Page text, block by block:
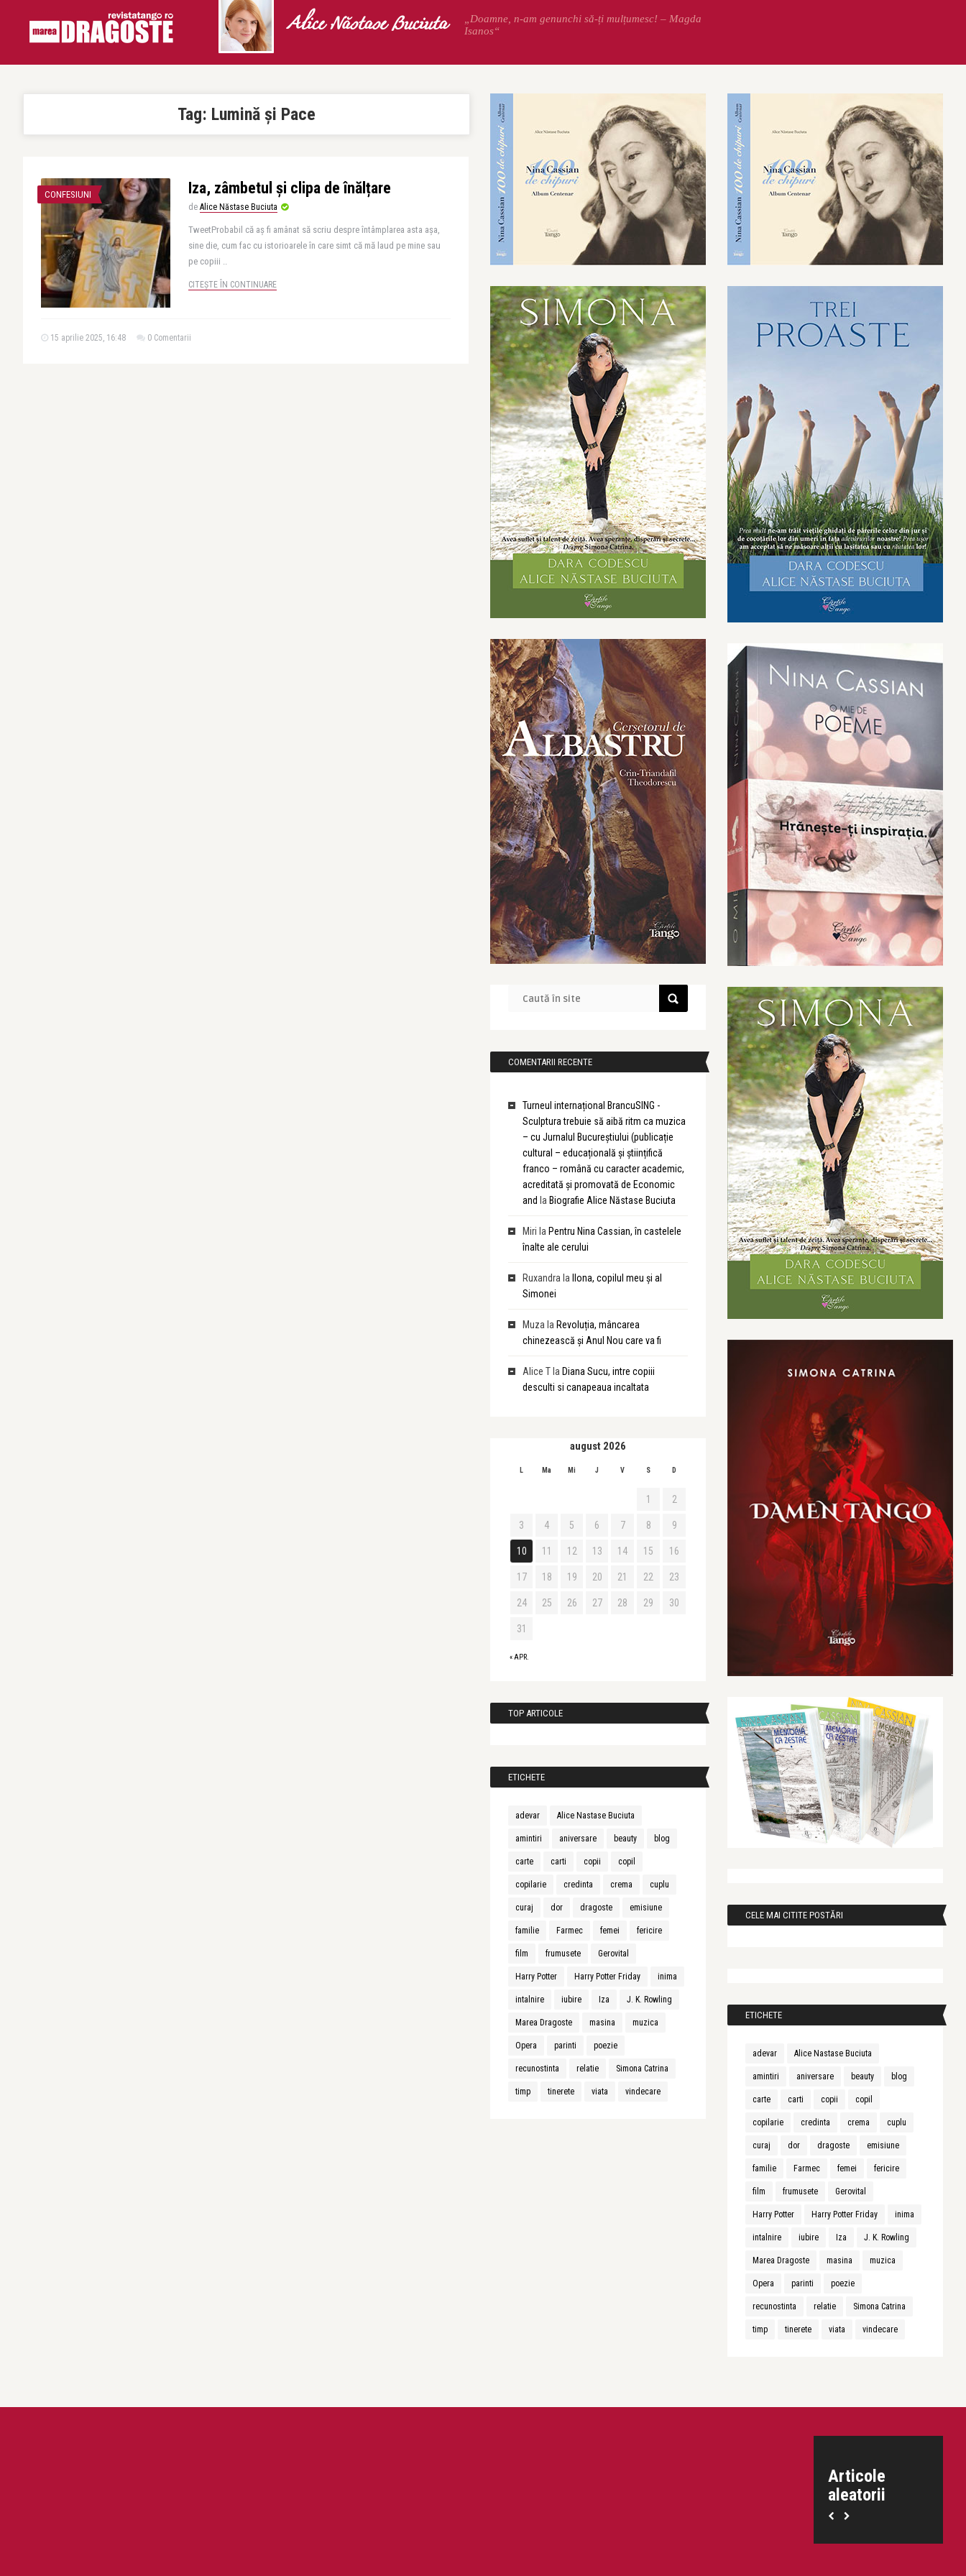
Alice Năstase Buciuta
„Doamne, n-am genunchi să-ți mulțumesc! – Magda
Isanos“
Tag: Lumină și Pace
CONFESIUNI Iza, zâmbetul și clipa de înălțare
de Alice Năstase Buciuta
TweetProbabil că aș fi amânat să scriu despre întâmplarea asta așa,
sine die, cum fac cu istorioarele în care simt că mă laud pe mine sau
pe copiii ..
CITEȘTE ÎN CONTINUARE
15 aprilie 2025, 16:48 0 Comentarii
COMENTARII RECENTE
Turneul internațional BrancuSING -
Sculptura trebuie să aibă ritm ca muzica
– cu Jurnalul Bucureștiului (publicație
cultural – educațională și științifică
franco – română cu caracter academic,
acreditată și promovată de Economic
and la Biografie Alice Năstase Buciuta
Miri la Pentru Nina Cassian, în castelele
înalte ale cerului
Ruxandra la
Ilona, copilul meu și al
Simonei
Muza la Revoluția, mâncarea
chinezească și Anul Nou care va fi
Alice T la Diana Sucu, intre copiii
desculti si canapeaua incaltata
august 2026
L Ma Mi J V S D
« APR.
1 2
3 4 5 6 7 8 9
10 11 12 13 14 15 16
17 18 19 20 21 22 23
24 25 26 27 28 29 30
31
TOP ARTICOLE
ETICHETE
adevar Alice Nastase Buciuta
amintiri aniversare beauty blog
carte carti copii copil
copilarie credinta crema cuplu
curaj dor dragoste emisiune
familie Farmec femei fericire
film frumusete Gerovital
Harry Potter Harry Potter Friday inima
intalnire iubire Iza J. K. Rowling
Marea Dragoste masina muzica
Opera parinti poezie
recunostinta relatie Simona Catrina
timp tinerete viata vindecare
CELE MAI CITITE POSTĂRI
ETICHETE
adevar Alice Nastase Buciuta
amintiri aniversare beauty blog
carte carti copii copil
copilarie credinta crema cuplu
curaj dor dragoste emisiune
familie Farmec femei fericire
film frumusete Gerovital
Harry Potter Harry Potter Friday inima
intalnire iubire Iza J. K. Rowling
Marea Dragoste masina muzica
Opera parinti poezie
recunostinta relatie Simona Catrina
timp tinerete viata vindecare
Articole
aleatorii